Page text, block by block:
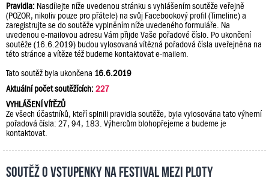
Pravidla: Nasdílejte níže uvedenou stránku s vyhlášením soutěže veřejně
(POZOR, nikoliv pouze pro přátele) na svůj Facebookový profil (Timeline) a
zaregistrujte se do soutěže vyplněním níže uvedeného formuláře. Na
uvedenou e-mailovou adresu Vám přijde Vaše pořadové číslo. Po ukončení
soutěže (16.6.2019) budou vylosovaná vítězná pořadová čísla uveřejněna na
této stránce a vítěze též budeme kontaktovat e-mailem.
Tato soutěž byla ukončena 16.6.2019
Aktuální počet soutěžících:227
VYHLÁŠENÍ VÍTĚZŮ
Ze všech účastníků, kteří splnili pravidla soutěže, byla vylosována tato výherní
pořadová čísla: 27, 94, 183. Výhercům blohopřejeme a budeme je
kontaktovat.
Soutěž o vstupenky na festival Mezi Ploty